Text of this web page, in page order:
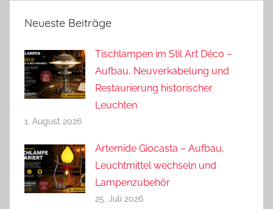
Neueste Beiträge
Tischlampen im Stil Art Déco –
Aufbau, Neuverkabelung und
Restaurierung historischer
Leuchten
1. August 2026
Artemide Giocasta – Aufbau,
Leuchtmittel wechseln und
Lampenzubehör
25. Juli 2026